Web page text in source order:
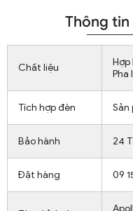
Thông
Chất liệu
Hợp
Pha
Tích hợp đèn Sản
Bảo hành 24
Đặt hàng 09